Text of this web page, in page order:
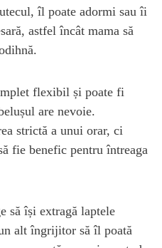
îl poate adormi sau îi
astfel încât mama să
flexibil și poate fi
are nevoie.
strictă a unui orar, ci
fie benefic pentru întreaga
să își extragă laptele
alt îngrijitor să îl poată